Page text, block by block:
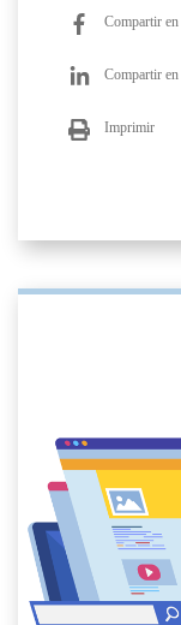
Compartir
Compartir
Imprimir